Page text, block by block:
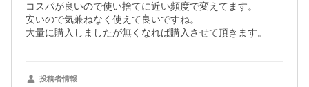
コスパが良いので使い捨てに近い頻度で変えてます。
安いので気兼ねなく使えて良いですね。
大量に購入しましたが無くなれば購入させて頂きます。
投稿者情報